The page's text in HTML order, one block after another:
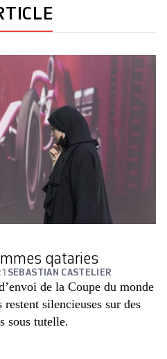
qataries
SEBASTIAN CASTELIER
de la Coupe du monde
silencieuses sur des
sous tutelle.